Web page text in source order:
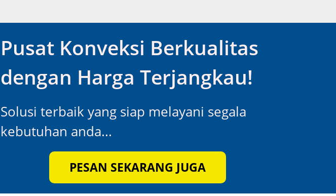
Pusat Konveksi Berkualitas
dengan Harga Terjangkau!
Solusi terbaik yang siap melayani segala
kebutuhan anda...
PESAN SEKARANG JUGA